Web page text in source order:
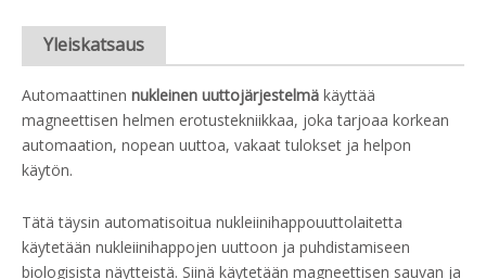
Yleiskatsaus
Automaattinen nukleinen uuttojärjestelmä käyttää
magneettisen helmen erotustekniikkaa, joka tarjoaa korkean
automaation, nopean uuttoa, vakaat tulokset ja helpon
käytön.
Tätä täysin automatisoitua nukleiinihappouuttolaitetta
käytetään nukleiinihappojen uuttoon ja puhdistamiseen
biologisista näytteistä. Siinä käytetään magneettisen sauvan ja